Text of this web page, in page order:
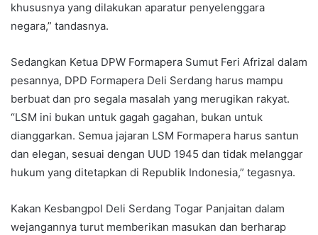
khususnya yang dilakukan aparatur penyelenggara
negara,” tandasnya.
Sedangkan Ketua DPW Formapera Sumut Feri Afrizal dalam
pesannya, DPD Formapera Deli Serdang harus mampu
berbuat dan pro segala masalah yang merugikan rakyat.
“LSM ini bukan untuk gagah gagahan, bukan untuk
dianggarkan. Semua jajaran LSM Formapera harus santun
dan elegan, sesuai dengan UUD 1945 dan tidak melanggar
hukum yang ditetapkan di Republik Indonesia,” tegasnya.
Kakan Kesbangpol Deli Serdang Togar Panjaitan dalam
wejangannya turut memberikan masukan dan berharap